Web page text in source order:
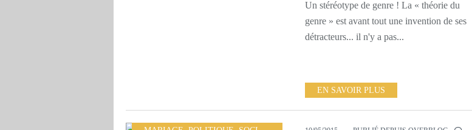
Un stéréotype de genre ! La « théorie du
genre » est avant tout une invention de ses
détracteurs... il n'y a pas...
EN SAVOIR PLUS